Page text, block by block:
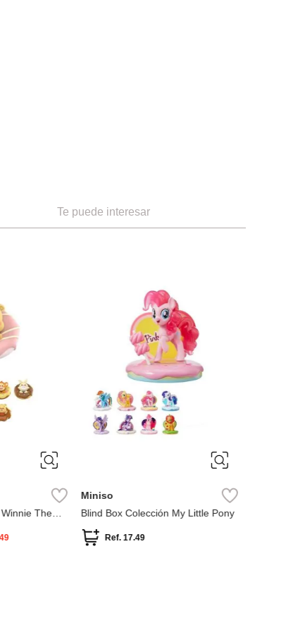
Te puede interesar
The
Miniso
Blind Box Colección My Little Pony
Ref. 17.49